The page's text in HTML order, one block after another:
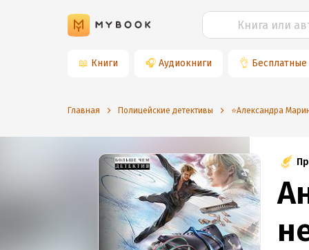
📖 Книги 🎧 Аудиокниги 👌 Бесплатные
Главная Полицейские детективы ⭐️Александра